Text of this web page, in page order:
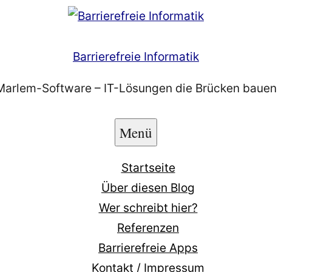
Barrierefreie Informatik
Software – IT-Lösungen die Brücken bauen
Menü
Startseite
Über diesen Blog
Wer schreibt hier?
Referenzen
Barrierefreie Apps
Kontakt / Impressum